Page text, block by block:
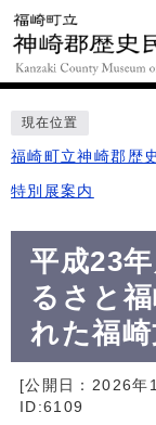
現在位置
福崎町立神崎郡歴
特別展案内
平成23
るさと
れた福崎
[公開日： 2026年
ID:6109